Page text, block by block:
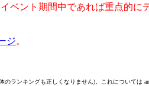
ベント期間中であれば重点的に
ジ。
のランキングも正しくなりません)。これについては